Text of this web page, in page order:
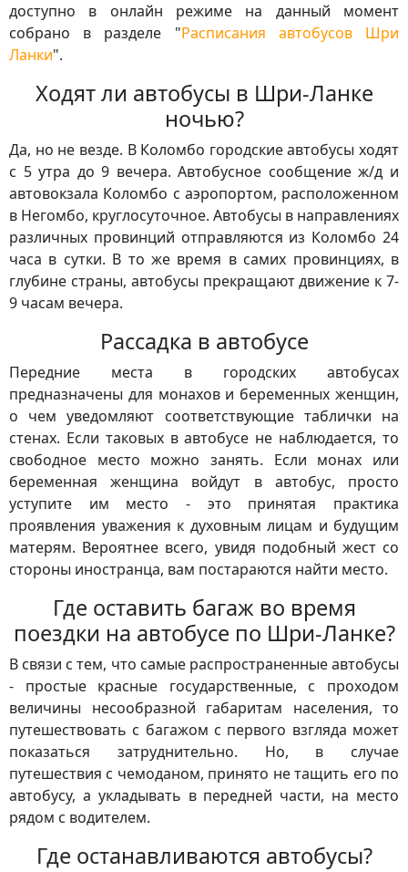
доступно в онлайн режиме на данный момент
собрано в разделе "Расписания автобусов Шри
Ланки".
Ходят ли автобусы в Шри-Ланке
ночью?
Да, но не везде. В Коломбо городские автобусы ходят
с 5 утра до 9 вечера. Автобусное сообщение ж/д и
автовокзала Коломбо с аэропортом, расположенном
в Негомбо, круглосуточное. Автобусы в направлениях
различных провинций отправляются из Коломбо 24
часа в сутки. В то же время в самих провинциях, в
глубине страны, автобусы прекращают движение к 7-
9 часам вечера.
Рассадка в автобусе
Передние места в городских автобусах
предназначены для монахов и беременных женщин,
о чем уведомляют соответствующие таблички на
стенах. Если таковых в автобусе не наблюдается, то
свободное место можно занять. Если монах или
беременная женщина войдут в автобус, просто
уступите им место - это принятая практика
проявления уважения к духовным лицам и будущим
матерям. Вероятнее всего, увидя подобный жест со
стороны иностранца, вам постараются найти место.
Где оставить багаж во время
поездки на автобусе по Шри-Ланке?
В связи с тем, что самые распространенные автобусы
- простые красные государственные, с проходом
величины несообразной габаритам населения, то
путешествовать с багажом с первого взгляда может
показаться затруднительно. Но, в случае
путешествия с чемоданом, принято не тащить его по
автобусу, а укладывать в передней части, на место
рядом с водителем.
Где останавливаются автобусы?